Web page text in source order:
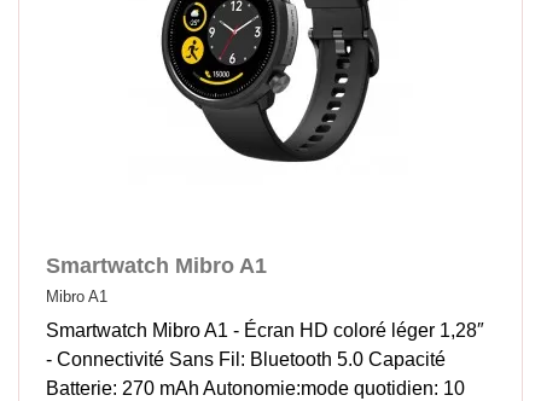
Smartwatch Mibro A1
Mibro A1
Smartwatch Mibro A1 - Écran HD coloré léger 1,28″
- Connectivité Sans Fil: Bluetooth 5.0 Capacité
Batterie: 270 mAh Autonomie:mode quotidien: 10